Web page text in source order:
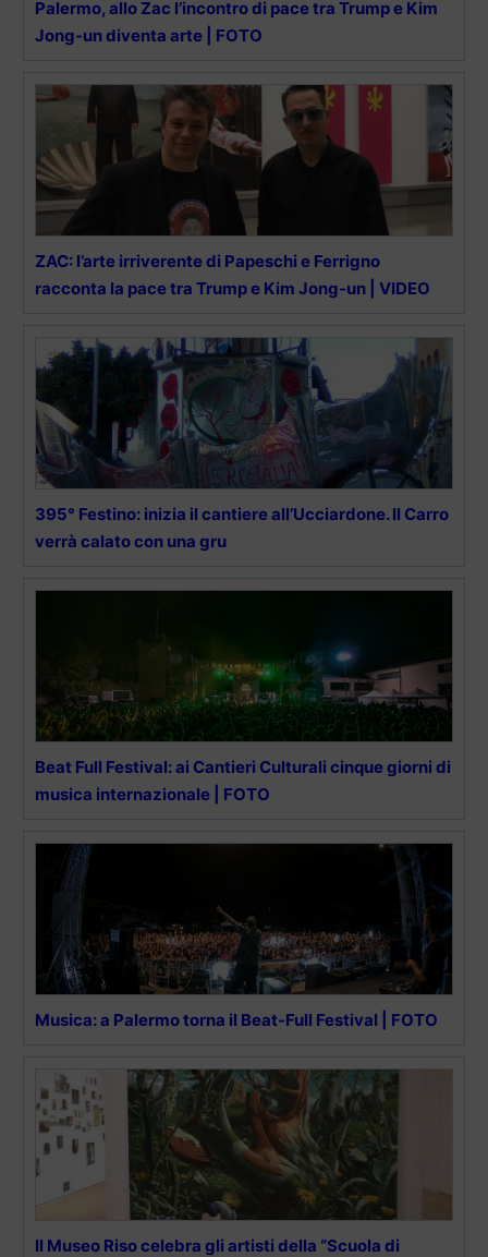
Palermo, allo Zac l’incontro di pace tra Trump e Kim
Jong-un diventa arte | FOTO
ZAC: l’arte irriverente di Papeschi e Ferrigno
racconta la pace tra Trump e Kim Jong-un | VIDEO
395° Festino: inizia il cantiere all’Ucciardone. Il Carro
verrà calato con una gru
Beat Full Festival: ai Cantieri Culturali cinque giorni di
musica internazionale | FOTO
Musica: a Palermo torna il Beat-Full Festival | FOTO
Il Museo Riso celebra gli artisti della “Scuola di